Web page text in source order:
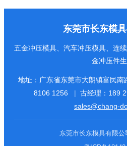
东莞市长东模
五金冲压模具、汽车冲压模具、连
金冲压件
地址：广东省东莞市大朗镇富民南
8106 1256
| 古经理： 189
sales@chang-
东莞市长东模具有限